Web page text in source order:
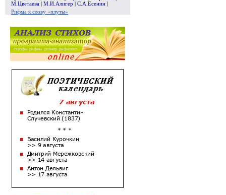
М.Цветаева
М.И.Алигер С.А.Есенин
Рифма к слову «плуты»